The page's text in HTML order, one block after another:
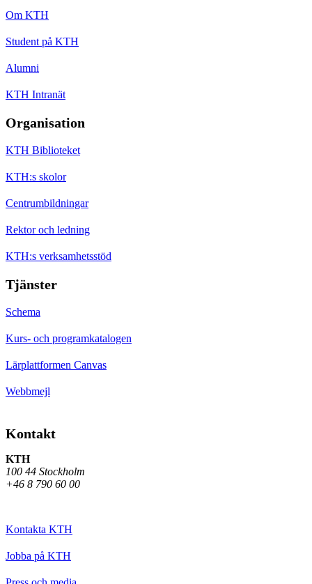
Om KTH
Student på KTH
Alumni
KTH Intranät
Organisation
KTH Biblioteket
KTH:s skolor
Centrumbildningar
Rektor och ledning
KTH:s verksamhetsstöd
Tjänster
Schema
Kurs- och programkatalogen
Lärplattformen Canvas
Webbmejl
Kontakt
KTH
100 44 Stockholm
+46 8 790 60 00
Kontakta KTH
Jobba på KTH